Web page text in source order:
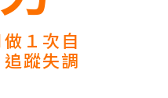
１次自
蹤失調